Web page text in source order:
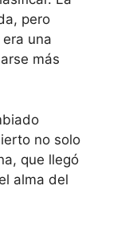
pero
una
más
no solo
que llegó
alma del